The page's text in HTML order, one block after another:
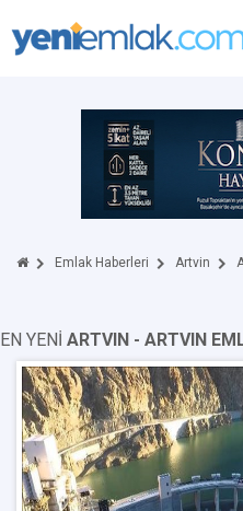
Emlak Haberleri Artvin
EN YENİ ARTVIN - ARTVIN